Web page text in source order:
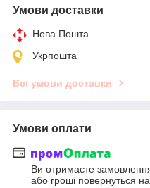
Умови доставки
Нова Пошта
Укрпошта
Всі умови доставки
Умови оплати
Ви отримаєте
або гроші повернуться